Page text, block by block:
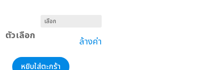
ตัวเลือก ล้างค่า
หยิบใส่ตะกร้า